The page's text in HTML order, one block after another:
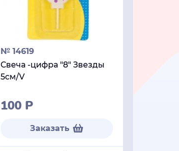
№ 14619
Свеча -цифра "8" Звезды
5см/V
100 Р
Заказать